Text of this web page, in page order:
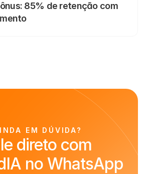
85% de retenção com
EM DÚVIDA?
direto com
no WhatsApp